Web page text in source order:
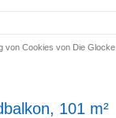
von Cookies von Die Glocke.
101 m²